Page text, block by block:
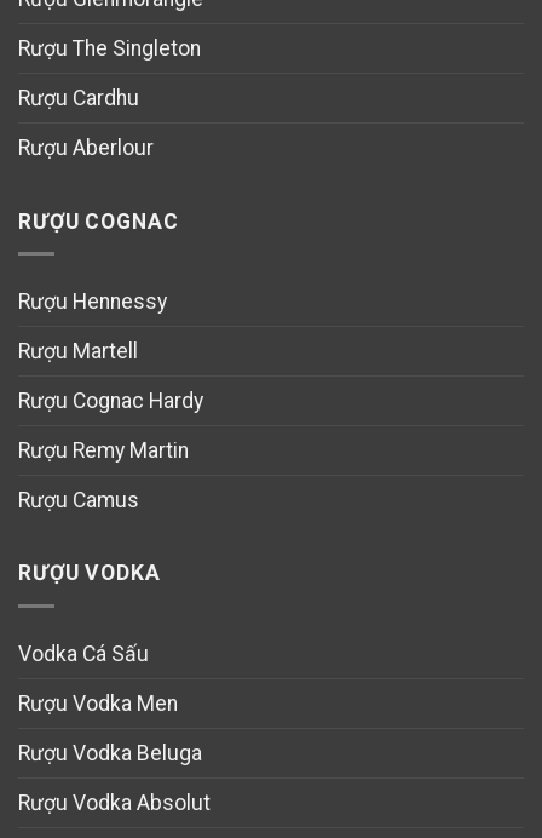
Rượu The Singleton
Rượu Cardhu
Rượu Aberlour
RƯỢU COGNAC
Rượu Hennessy
Rượu Martell
Rượu Cognac Hardy
Rượu Remy Martin
Rượu Camus
RƯỢU VODKA
Vodka Cá Sấu
Rượu Vodka Men
Rượu Vodka Beluga
Rượu Vodka Absolut